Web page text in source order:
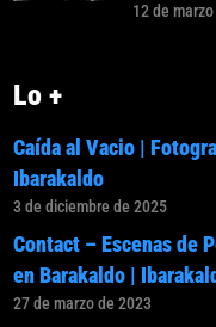
12 de
Lo +
Caída al Vacio |
Ibarakaldo
3 de diciembre de 2025
Contact – Escenas de
en Barakaldo |
27 de marzo de 2023